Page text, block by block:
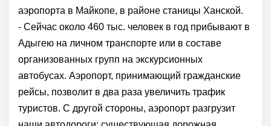
аэропорта в Майкопе, в районе станицы Ханской.
- Сейчас около 460 тыс. человек в год прибывают в
Адыгею на личном транспорте или в составе
организованных групп на экскурсионных
автобусах. Аэропорт, принимающий гражданские
рейсы, позволит в два раза увеличить трафик
туристов. С другой стороны, аэропорт разгрузит